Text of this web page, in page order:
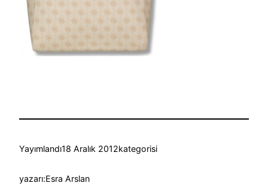
Yayımlandı18 Aralık 2012kategorisi
yazarı:Esra Arslan